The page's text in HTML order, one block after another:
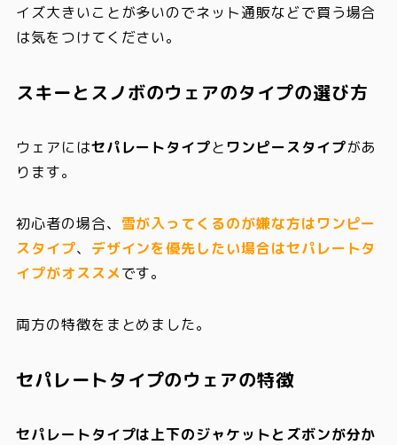
イズ大きいことが多いのでネット通販などで買う場合
は気をつけてください。
スキーとスノボのウェアのタイプの選び方
ウェアにはセパレートタイプとワンピースタイプがあ
ります。
初心者の場合、 雪が入ってくるのが嫌な方はワンピー
スタイプ、 デザインを優先したい場合はセパレートタ
イプがオススメです。
両方の特徴をまとめました。
セパレートタイプのウェアの特徴
セパレートタイプは上下のジャケットとズボンが分か